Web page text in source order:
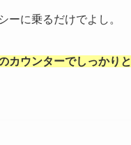
ーに乗るだけでよし。
カウンターでしっかりと